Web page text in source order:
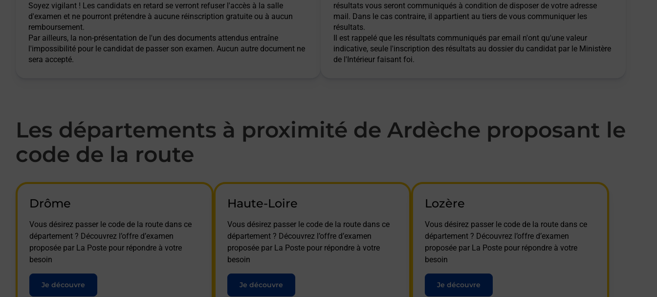
Soyez vigilant ! Les candidats en retard se verront refuser l'accès à la salle
d'examen et ne pourront prétendre à aucune réinscription gratuite ou à aucun
remboursement.
Par ailleurs, la non-présentation de l'un des documents attendus entraîne
l'impossibilité pour le candidat de passer son examen. Aucun autre document ne
sera accepté.
résultats vous seront communiqués à condition de disposer de votre adresse
mail. Dans le cas contraire, il appartient au tiers de vous communiquer les
résultats.
Il est rappelé que les résultats communiqués par email n'ont qu'une valeur
indicative, seule l'inscription des résultats au dossier du candidat par le Ministère
de l'Intérieur faisant foi.
Les départements à proximité de Ardèche proposant le
code de la route
Drôme
Vous désirez passer le code de la route dans ce
département ? Découvrez l’offre d’examen
proposée par La Poste pour répondre à votre
besoin
Je découvre
Haute-Loire
Vous désirez passer le code de la route dans ce
département ? Découvrez l’offre d’examen
proposée par La Poste pour répondre à votre
besoin
Je découvre
Lozère
Vous désirez passer le code de la route dans ce
département ? Découvrez l’offre d’examen
proposée par La Poste pour répondre à votre
besoin
Je découvre